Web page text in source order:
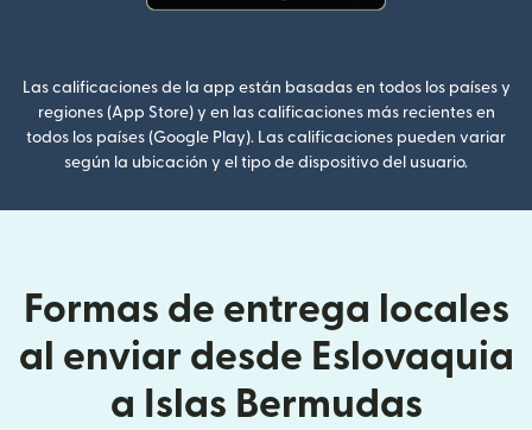
Las calificaciones de la app están basadas en todos los países y
regiones (App Store) y en las calificaciones más recientes en
todos los países (Google Play). Las calificaciones pueden variar
según la ubicación y el tipo de dispositivo del usuario.
Formas de entrega locales
al enviar desde Eslovaquia
a Islas Bermudas